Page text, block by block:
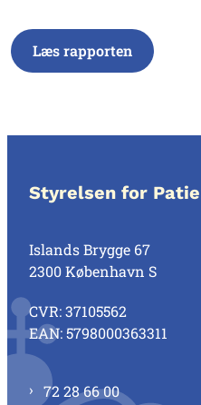
Læs rapporten
Styrelsen for
Islands Brygge 67
2300 København S
CVR: 37105562
EAN: 5798000363311
72 28 66 00